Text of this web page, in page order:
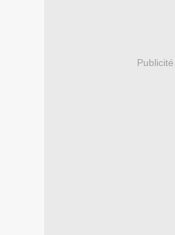
Publicité